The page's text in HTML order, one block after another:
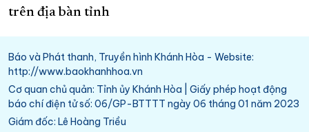
trên địa bàn tỉnh
Báo và Phát thanh, Truyền hình Khánh Hòa - Website:
http://www.baokhanhhoa.vn
Cơ quan chủ quản: Tỉnh ủy Khánh Hòa | Giấy phép hoạt động
báo chí điện tử số: 06/GP-BTTTT ngày 06 tháng 01 năm 2023
Giám đốc: Lê Hoàng Triều